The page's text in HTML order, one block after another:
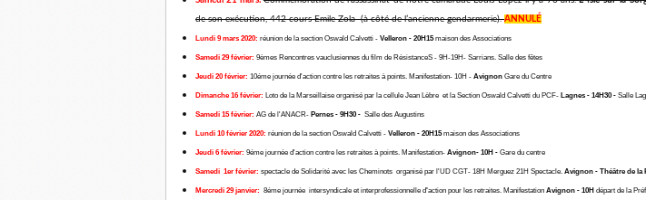
de son exécution, 442 cours Emile Zola (à côté de l’ancienne gendarmerie).ANNULÉ
Lundi 9 mars 2020: réunion de la section Oswald Calvetti - Velleron - 20H15maison des Associations
Samedi 29 février: 9èmes Rencontres vauclusiennes du film de RésistanceS - 9H-19H- Sarrians. Salle des fêtes
Jeudi 20 février: 10éme journée d'action contre les retraites à points. Manifestation- 10H - Avignon Gare du Centre
Dimanche 16 février: Loto de la Marseillaise organisé par la cellule Jean Lèbre et la Section Oswald Calvetti du PCF- Lagnes - 14H30 - Salle
Samedi 15 février: AG de l'ANACR- Pernes - 9H30 - Salle des Augustins
Lundi 10 février 2020: réunion de la section Oswald Calvetti - Velleron - 20H15maison des Associations
Jeudi 6 février: 9éme journée d'action contre les retraites à points. Manifestation- Avignon- 10H - Gare du centre
Samedi 1er février: spectacle de Solidarité avec les Cheminots organisé par l'UD CGT- 18H Merguez 21H Spectacle. Avignon - Théâtre de la
Mercredi 29 janvier: 8éme journée intersyndicale et interprofessionnelle d'action pour les retraites. Manifestation Avignon - 10H départ de la